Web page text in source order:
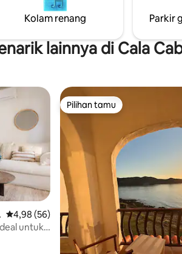
yang
menit atau berkendara 3
mobil.
Kolam renang Parkir
lainnya di Cala
Nilai rata-rata 4,98 dari 5, 56 ulasan
4,98 (56)
untuk
Pilihan tamu
Pilihan tamu